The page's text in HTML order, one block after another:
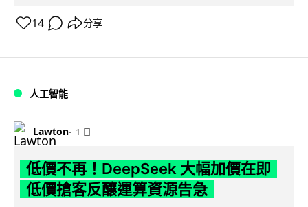
14 分享
人工智能
Lawton 1 日
低價不再！DeepSeek 大幅加價在即
低價搶客反釀運算資源告急